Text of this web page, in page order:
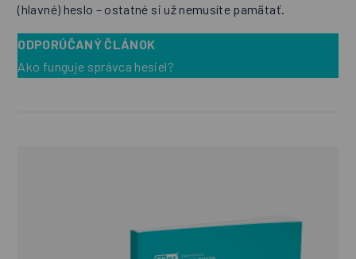
(hlavné) heslo – ostatné si už nemusíte pamätať.
ODPORÚČANÝ ČLÁNOK
Ako funguje správca hesiel?